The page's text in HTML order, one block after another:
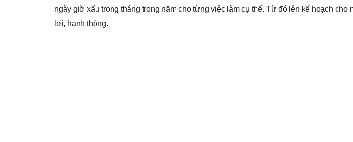
ngày giờ xấu trong tháng trong năm cho từng việc làm cụ thể. Từ đó lên kế hoạch
lợi, hanh thông.